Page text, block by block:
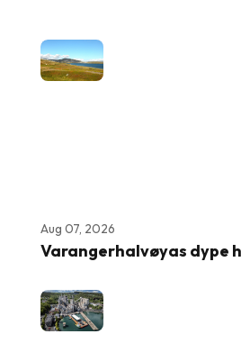
Aug 07, 2026
Varangerhalvøyas dype